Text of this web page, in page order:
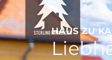
HAUS ZU